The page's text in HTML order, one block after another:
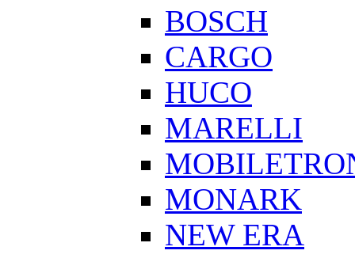
BOSCH
CARGO
HUCO
MARELLI
MONARK
NEW ERA